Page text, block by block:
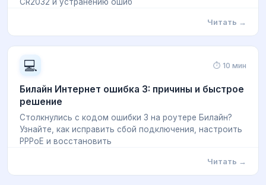
Читать →
💻 ⏱ 10 мин
Билайн Интернет ошибка 3: причины и быстрое
решение
Столкнулись с кодом ошибки 3 на роутере Билайн?
Узнайте, как исправить сбой подключения, настроить
PPPoE и восстановить
Читать →